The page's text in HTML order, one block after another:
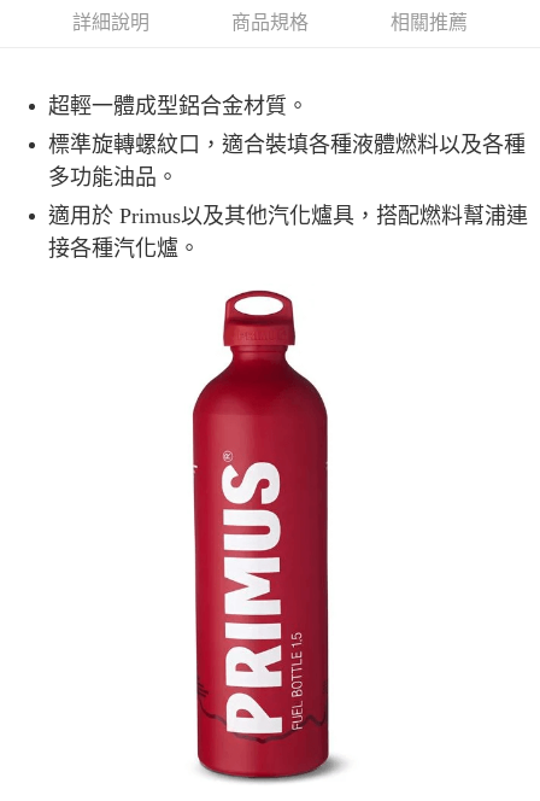
7-11取貨付款
每筆NT$60，滿NT$490(含以上)免運費
付款後7-11取貨
每筆NT$60，滿NT$490(含以上)免運費
每筆NT$80，滿NT$490(含以上)免運費
每筆NT$80，滿NT$490(含以上)免運費
詳細說明 商品規格 相關推薦
超輕一體成型鋁合金材質。
標準旋轉螺紋口，適合裝填各種液體燃料以及各種
多功能油品。
適用於 Primus以及其他汽化爐具，搭配燃料幫浦連
接各種汽化爐。